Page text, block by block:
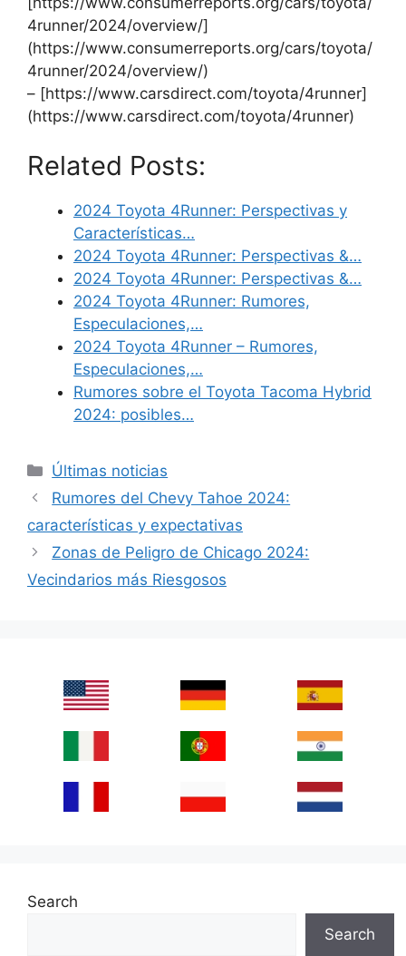
4runner/2024/overview/]
(https://www.consumerreports.org/cars/toyota/
4runner/2024/overview/)
– [https://www.carsdirect.com/toyota/4runner]
(https://www.carsdirect.com/toyota/4runner)
Related Posts:
2024 Toyota 4Runner: Perspectivas y
Características…
2024 Toyota 4Runner: Perspectivas &…
2024 Toyota 4Runner: Perspectivas &…
2024 Toyota 4Runner: Rumores,
Especulaciones,…
2024 Toyota 4Runner – Rumores,
Especulaciones,…
Rumores sobre el Toyota Tacoma Hybrid
2024: posibles…
Categories
Últimas noticias
Rumores del Chevy Tahoe 2024:
características y expectativas
Zonas de Peligro de Chicago 2024:
Vecindarios más Riesgosos
Search
Search